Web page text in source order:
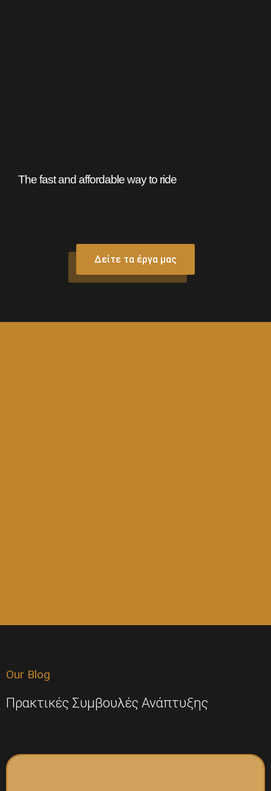
The fast and affordable way to ride
Δείτε τα έργα μας
Our Blog
Πρακτικές Συμβουλές Ανάπτυξης